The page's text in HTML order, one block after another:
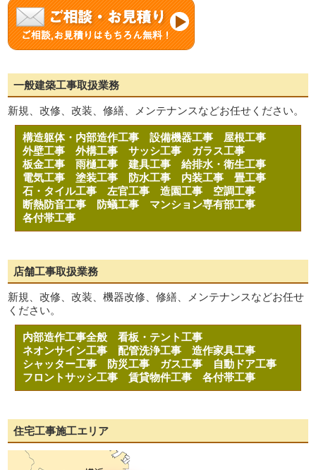
一般建築工事取扱業務
新規、改修、改装、修繕、メンテナンスなどお任せください。
構造躯体・内部造作工事設備機器工事 屋根工事
外壁工事外構工事サッシ工事 ガラス工事
板金工事雨樋工事建具工事給排水・衛生工事
電気工事塗装工事 防水工事 内装工事畳工事
石・タイル工事左官工事造園工事 空調工事
断熱防音工事
防蟻工事 マンション専有部工事
各付帯工事
店舗工事取扱業務
新規、改修、改装、機器改修、修繕、メンテナンスなどお任せ
ください。
内部造作工事全般看板・テント工事
ネオンサイン工事配管洗浄工事造作家具工事
シャッター工事
防災工事 ガス工事
自動ドア工事
フロントサッシ工事賃貸物件工事各付帯工事
住宅工事施工エリア